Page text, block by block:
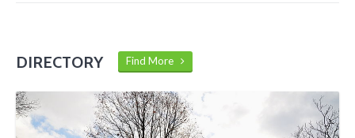
DIRECTORY Find More